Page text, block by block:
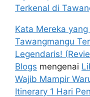
Terkenal di
Kata Mereka
Tawangmangu
Legendaris!
Blogs mengenai
Wajib Mampir
Itinerary 1 Hari